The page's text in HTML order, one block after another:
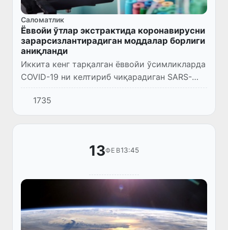
Саломатлик
Ёввойи ўтлар экстрактида коронавирусни
зарарсизлантирадиган моддалар борлиги
аниқланди
Иккита кенг тарқалган ёввойи ўсимликларда
COVID-19 ни келтириб чиқарадиган SARS-
CoV-2 вирусини зарарсизлантирадиган
бирикмалар борлиги аниқланди.
1735
13ФЕВ13:45